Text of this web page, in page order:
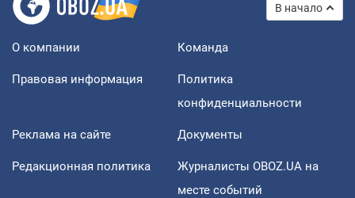
В начало
О компании Команда
Правовая информация
Политика
конфиденциальности
Реклама на сайте Документы
Редакционная политика
Журналисты OBOZ.UA на
месте событий